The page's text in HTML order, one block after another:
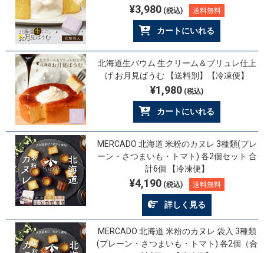
¥3,980(税込) 送料無料
カートにいれる
北海道生バウム 生クリーム＆ブリュレ仕上
げ お月見ばうむ 【送料別】【冷凍便】
¥1,980 (税込)
カートにいれる
MERCADO 北海道 米粉のカヌレ 3種類(プレ
ーン・さつまいも・トマト) 各2個セット 合
計6個 【冷凍便】
¥4,190(税込) 送料無料
詳しく見る
MERCADO 北海道 米粉のカヌレ 袋入 3種類
(プレーン・さつまいも・トマト) 各2個（合